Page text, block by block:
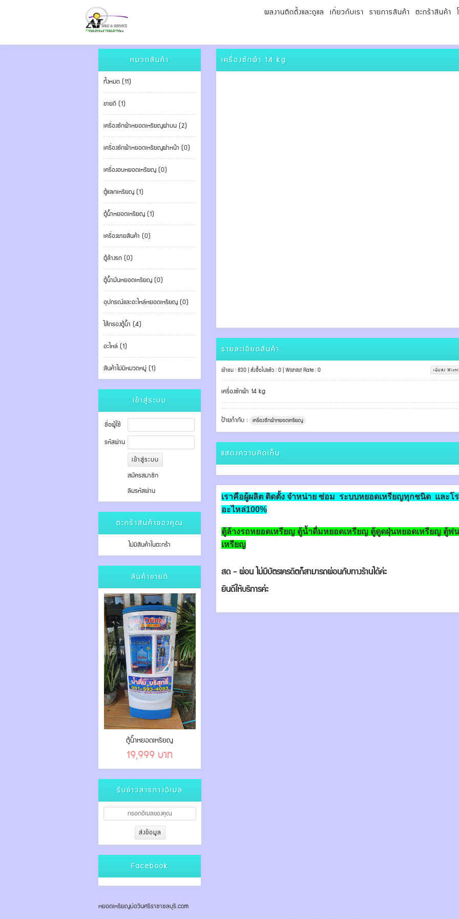
ตะกร้าสินค้า
รายการสินค้า
เกี่ยวกับเรา
ผลงานติดตั้งและดูแล
หมวดสินค้า
ทั้งหมด (11)
ขายดี (1)
เครื่องซักผ้าหยอดเหรียญฝาบน (2)
เครื่องซักผ้าหยอดเหรียญฝาหน้า (0)
เครื่องอบหยอดเหรียญ (0)
ตู้แลกเหรียญ (1)
ตู้น้ำหยอดเหรียญ (1)
เครื่องขายสินค้า (0)
ตู้ล้างรถ (0)
ตู้น้ำมันหยอดเหรียญ (0)
อุปกรณ์และอะไหล่หยอดเหรียญ (0)
ไส้กรองตู้น้ำ (4)
อะไหล่ (1)
สินค้าไม่มีหมวดหมู่ (1)
เข้าสู่ระบบ
ชื่อผู้ใช้
รหัสผ่าน
สมัครสมาชิก
ลืมรหัสผ่าน
ตะกร้าสินค้าของคุณ
ไม่มีสินค้าในตะกร้า
สินค้าขายดี
ตู้น้ำหยอดเหรียญ
19,999 บาท
รับข่าวสารทางอีเมล
Facebook
เครื่องซักผ้า 14 kg
รายละเอียดสินค้า
เข้าชม : 830 | สั่งซื้อไปแล้ว : 0 | Wishlist Rate : 0 เพิ่มลง
เครื่องซักผ้า 14 kg
ป้ายกำกับ : เครื่องซักผ้าหยอดเหรียญ
แสดงความคิดเห็น
เราคือผู้ผลิต ติดตั้ง จำหน่าย ซ่อม ระบบหยอดเหรียญทุกชนิด และโ
อะไหล่100%
ตู้ล้างรถหยอดเหรียญ ตู้น้ำดื่มหยอดเหรียญ ตู้ดูดฝุ่นหยอดเหรียญ ตู้พ่
เหรียญ
สด - ผ่อน ไม่มีบัตรเครดิตก็สามารถผ่อนกับทางร้านได้ค่ะ
ยินดี​ให้บริการ​ค่ะ​
หยอดเหรียญบ่อวินศรีราชาชลบุรี.com